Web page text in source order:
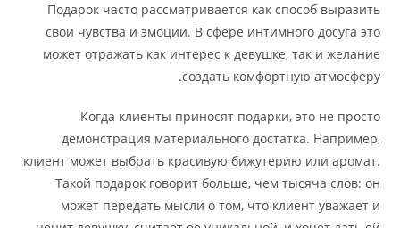
Подарок часто рассматривается как способ выразить
свои чувства и эмоции. В сфере интимного досуга это
может отражать как интерес к девушке, так и желание
создать комфортную атмосферу.
Когда клиенты приносят подарки, это не просто
демонстрация материального достатка. Например,
клиент может выбрать красивую бижутерию или аромат.
Такой подарок говорит больше, чем тысяча слов: он
может передать мысли о том, что клиент уважает и